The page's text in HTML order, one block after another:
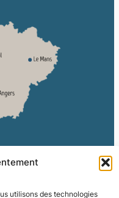
utilisons des technologies